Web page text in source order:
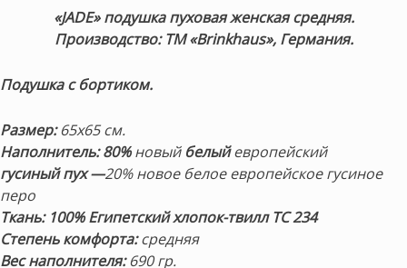
«JADE» подушка пуховая женская средняя.
Производство: ТМ «Brinkhaus», Германия.
Подушка с бортиком.
Размер:65х65 см.
Наполнитель:80%новыйбелыйевропейский
гусиный пух —20% новое белое европейское гусиное
перо
Ткань: 100% Египетский хлопок-твилл ТС 234
Степень комфорта:средняя
Вес наполнителя:690 гр.